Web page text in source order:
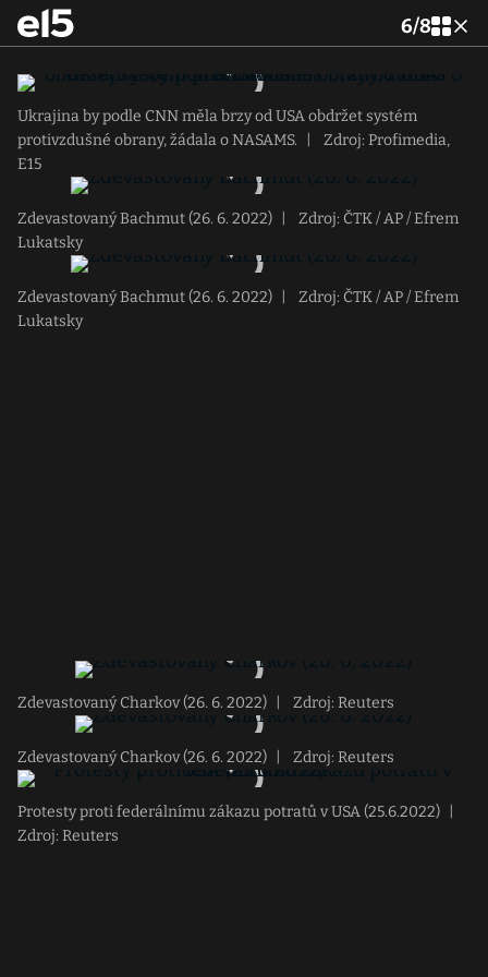
6/8
Ukrajina by podle CNN měla brzy od USA obdržet systém
protivzdušné obrany, žádala o NASAMS.
Zdroj: Profimedia,
E15
Zdevastovaný Bachmut (26. 6. 2022)
Zdroj: ČTK / AP / Efrem
Lukatsky
Zdevastovaný Bachmut (26. 6. 2022)
Zdroj: ČTK / AP / Efrem
Lukatsky
Zdevastovaný Charkov (26. 6. 2022) Zdroj: Reuters
Zdevastovaný Charkov (26. 6. 2022) Zdroj: Reuters
Protesty proti federálnímu zákazu potratů v USA (25.6.2022)
Zdroj: Reuters